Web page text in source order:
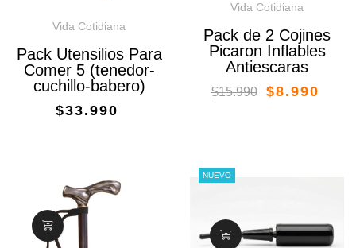
Vida Cotidiana
Pack Utensilios Para
Comer 5 (tenedor-
cuchillo-babero)
$33.990
Vida Cotidiana
Pack de 2 Cojines
Picaron Inflables
Antiescaras
$15.990 $8.990
NUEVO